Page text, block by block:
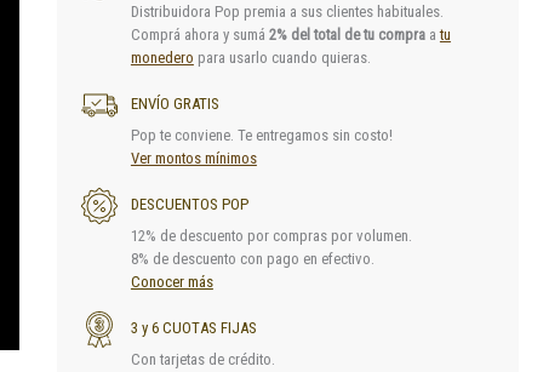
Distribuidora Pop premia a sus clientes habituales.
Comprá ahora y sumá 2% del total de tu compraatu
monedero para usarlo cuando quieras.
ENVÍO GRATIS
Pop te conviene. Te entregamos sin costo!
Ver montos mínimos
DESCUENTOS POP
12% de descuento por compras por volumen.
8% de descuento con pago en efectivo.
Conocer más
3 y 6 CUOTAS FIJAS
Con tarjetas de crédito.